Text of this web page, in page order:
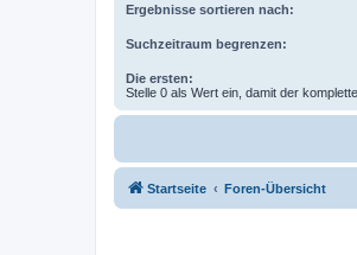
Ergebnisse sortieren nach:
Suchzeitraum begrenzen:
Die ersten:
Stelle 0 als Wert ein, damit der
Startseite Foren-Übersicht